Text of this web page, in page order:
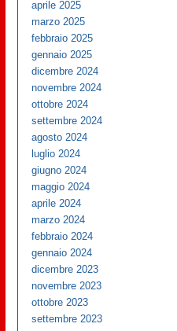
aprile 2025
marzo 2025
febbraio 2025
gennaio 2025
dicembre 2024
novembre 2024
ottobre 2024
settembre 2024
agosto 2024
luglio 2024
giugno 2024
maggio 2024
aprile 2024
marzo 2024
febbraio 2024
gennaio 2024
dicembre 2023
novembre 2023
ottobre 2023
settembre 2023